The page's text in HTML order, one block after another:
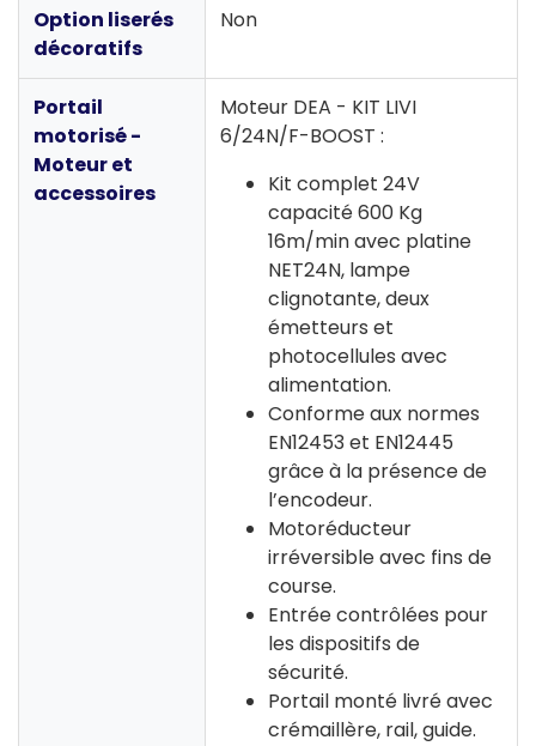
Option liserés
décoratifs
Non
Portail
motorisé -
Moteur et
accessoires
Moteur DEA - KIT LIVI
6/24N/F-BOOST :
Kit complet 24V
capacité 600 Kg
16m/min avec platine
NET24N, lampe
clignotante, deux
émetteurs et
photocellules avec
alimentation.
Conforme aux normes
EN12453 et EN12445
grâce à la présence de
l’encodeur.
Motoréducteur
irréversible avec fins de
course.
Entrée contrôlées pour
les dispositifs de
sécurité.
Portail monté livré avec
crémaillère, rail, guide.